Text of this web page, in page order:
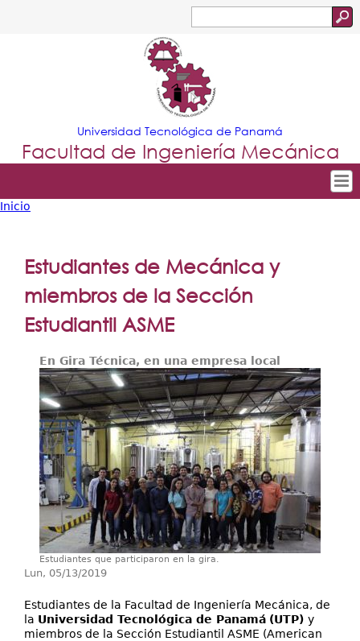
Jump to navigation
de
búsqueda
Universidad Tecnológica de Panamá
Facultad de Ingeniería Mecánica
Tropical
Principal
Departamentos
Oferta Académica
Escuela Aviación
Secretarías
Investigación+D+i
Servicios
está
Inicio
Estudiantes de Mecánica y
miembros de la Sección
Estudiantil ASME
En Gira Técnica, en una empresa local
Estudiantes que participaron en la gira.
Lun, 05/13/2019
Estudiantes de la Facultad de Ingeniería Mecánica, de
la Universidad Tecnológica de Panamá (UTP) y
miembros de la Sección Estudiantil ASME (American